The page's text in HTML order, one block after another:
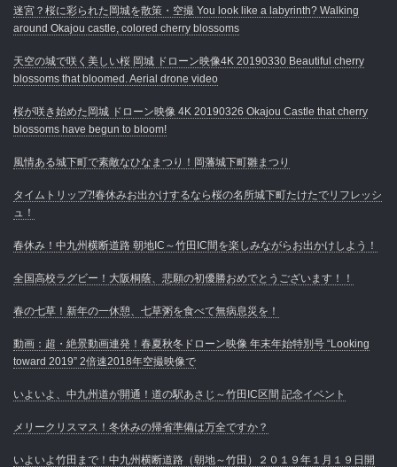
迷宮？桜に彩られた岡城を散策・空撮 You look like a labyrinth? Walking
around Okajou castle, colored cherry blossoms
天空の城で咲く美しい桜 岡城 ドローン映像4K 20190330 Beautiful cherry
blossoms that bloomed. Aerial drone video
桜が咲き始めた岡城 ドローン映像 4K 20190326 Okajou Castle that cherry
blossoms have begun to bloom!
風情ある城下町で素敵なひなまつり！岡藩城下町雛まつり
タイムトリップ⁈春休みお出かけするなら桜の名所城下町たけたでリフレッシ
ュ！
春休み！中九州横断道路 朝地IC～竹田IC間を楽しみながらお出かけしよう！
全国高校ラグビー！大阪桐蔭、悲願の初優勝おめでとうございます！！
春の七草！新年の一休憩、七草粥を食べて無病息災を！
動画：超・絶景動画連発！春夏秋冬ドローン映像 年末年始特別号 “Looking
toward 2019” 2倍速2018年空撮映像で
いよいよ、中九州道が開通！道の駅あさじ～竹田IC区間 記念イベント
メリークリスマス！冬休みの帰省準備は万全ですか？
いよいよ竹田まで！中九州横断道路（朝地～竹田）２０１９年１月１９日開